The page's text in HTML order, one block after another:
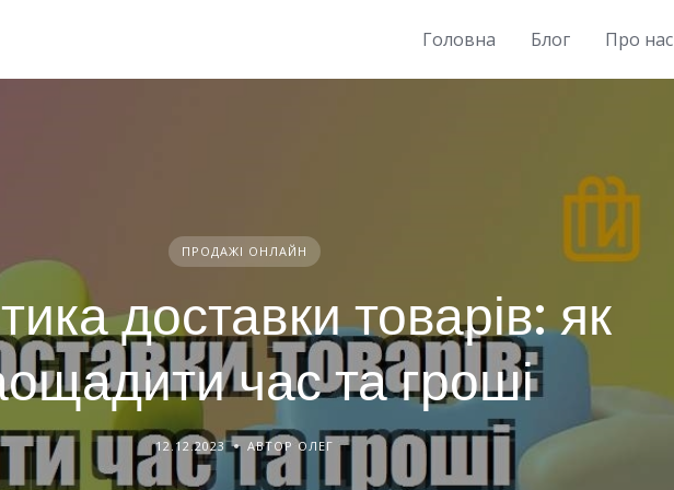
Головна Блог Про нас
ПРОДАЖІ ОНЛАЙН
доставки товарів: як
час та гроші
12.12.2023 АВТОР ОЛЕГ